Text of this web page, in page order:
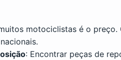
motociclistas é o
: Encontrar peças de